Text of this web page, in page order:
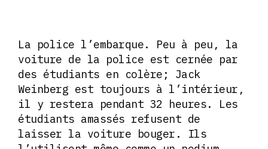
La police l’embarque. Peu à peu, la
voiture de la police est cernée par
des étudiants en colère; Jack
Weinberg est toujours à l’intérieur,
il y restera pendant 32 heures. Les
étudiants amassés refusent de
laisser la voiture bouger. Ils